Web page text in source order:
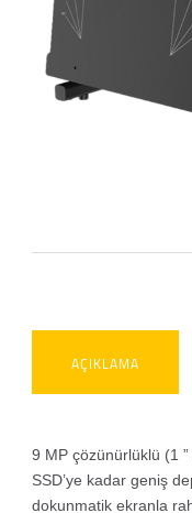
AÇIKLAMA
9 MP çözünürlüklü (1
SSD’ye kadar geniş
dokunmatik ekranla